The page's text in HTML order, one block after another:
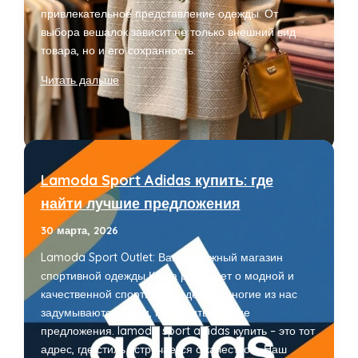
привлекательное представление одежды. От
выбора вешалок зависит не только внешний вид
товара, но и его сохранность.
Оптовая
продажа
вешалок
для
одежды
улучшит
ваш
бизнес
Читать дальше
Lamoda Sport Adidas купить: где
найти лучшие предложения
30 марта, 2026
Lamoda Sport Outlet: Ваш надежный магазин
спортивной одежды Когда речь идет о модной и
качественной спортивной одежде, многие из нас
задумываются о том, где купить лучшие
предложения. lamoda sport adidas купить – это тот
адрес, где стиль встречается с качеством. Наш